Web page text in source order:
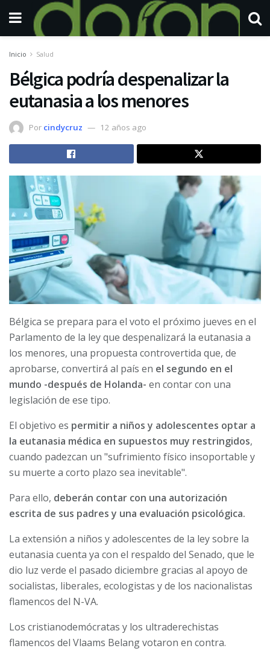
Inicio Salud
Bélgica podría despenalizar la
eutanasia a los menores
Por cindycruz 12 años ago
Bélgica se prepara para el voto el próximo jueves en el
Parlamento de la ley que despenalizará la eutanasia a
los menores, una propuesta controvertida que, de
aprobarse, convertirá al país en el segundo en el
mundo -después de Holanda- en contar con una
legislación de ese tipo.
El objetivo es permitir a niños y adolescentes optar a
la eutanasia médica en supuestos muy restringidos,
cuando padezcan un "sufrimiento físico insoportable y
su muerte a corto plazo sea inevitable".
Para ello, deberán contar con una autorización
escrita de sus padres y una evaluación psicológica.
La extensión a niños y adolescentes de la ley sobre la
eutanasia cuenta ya con el respaldo del Senado, que le
dio luz verde el pasado diciembre gracias al apoyo de
socialistas, liberales, ecologistas y de los nacionalistas
flamencos del N-VA.
Los cristianodemócratas y los ultraderechistas
flamencos del Vlaams Belang votaron en contra.